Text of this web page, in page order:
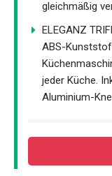
gleichmäßig
ELEGANZ
ABS-
jeder Küche.
Aluminium-